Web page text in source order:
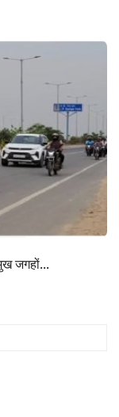
जगहों...